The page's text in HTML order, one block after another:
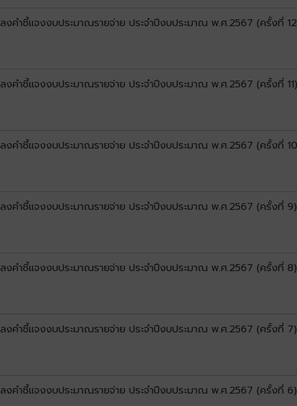
งคำชี้แจงงบประมาณรายจ่าย ประจำปีงบประมาณ พ.ศ.2567 (ครั้งที่
งคำชี้แจงงบประมาณรายจ่าย ประจำปีงบประมาณ พ.ศ.2567 (ครั้งที่ 11)
ลงคำชี้แจงงบประมาณรายจ่าย ประจำปีงบประมาณ พ.ศ.2567 (ครั้งที่
ลงคำชี้แจงงบประมาณรายจ่าย ประจำปีงบประมาณ พ.ศ.2567 (ครั้งที่ 9)
ลงคำชี้แจงงบประมาณรายจ่าย ประจำปีงบประมาณ พ.ศ.2567 (ครั้งที่ 8)
ลงคำชี้แจงงบประมาณรายจ่าย ประจำปีงบประมาณ พ.ศ.2567 (ครั้งที่ 7)
ลงคำชี้แจงงบประมาณรายจ่าย ประจำปีงบประมาณ พ.ศ.2567 (ครั้งที่ 6)